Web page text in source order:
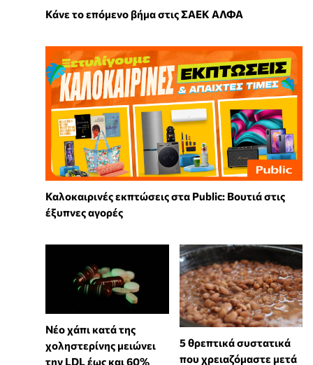
Κάνε το επόμενο βήμα στις ΣΑΕΚ ΑΛΦΑ
Καλοκαιρινές εκπτώσεις στα Public: Βουτιά στις
έξυπνες αγορές
Νέο χάπι κατά της
χοληστερίνης μειώνει
την LDL έως και 60%
5 θρεπτικά συστατικά
που χρειαζόμαστε μετά